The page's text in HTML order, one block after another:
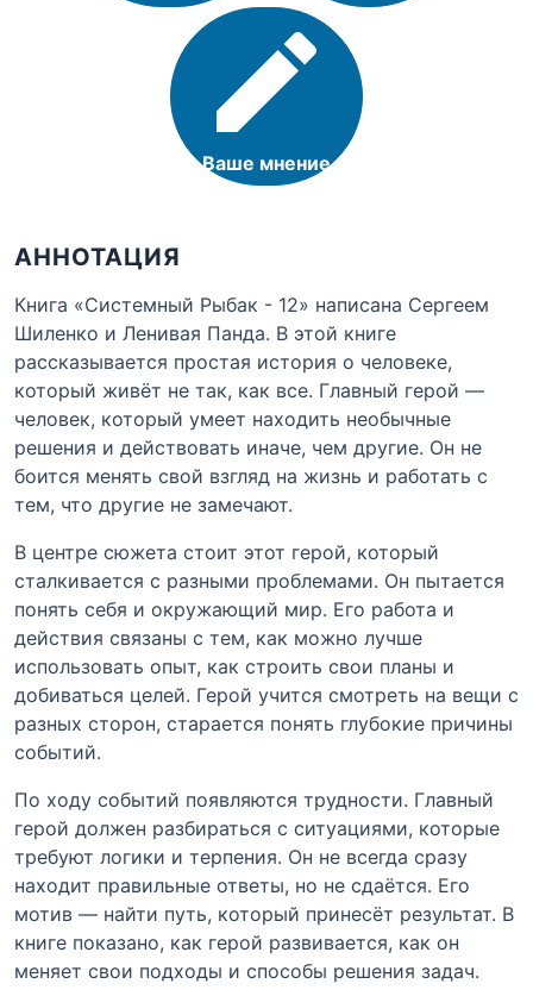
Ваше мнение
АННОТАЦИЯ
Книга «Системный Рыбак - 12» написана Сергеем
Шиленко и Ленивая Панда. В этой книге
рассказывается простая история о человеке,
который живёт не так, как все. Главный герой —
человек, который умеет находить необычные
решения и действовать иначе, чем другие. Он не
боится менять свой взгляд на жизнь и работать с
тем, что другие не замечают.
В центре сюжета стоит этот герой, который
сталкивается с разными проблемами. Он пытается
понять себя и окружающий мир. Его работа и
действия связаны с тем, как можно лучше
использовать опыт, как строить свои планы и
добиваться целей. Герой учится смотреть на вещи с
разных сторон, старается понять глубокие причины
событий.
По ходу событий появляются трудности. Главный
герой должен разбираться с ситуациями, которые
требуют логики и терпения. Он не всегда сразу
находит правильные ответы, но не сдаётся. Его
мотив — найти путь, который принесёт результат. В
книге показано, как герой развивается, как он
меняет свои подходы и способы решения задач.